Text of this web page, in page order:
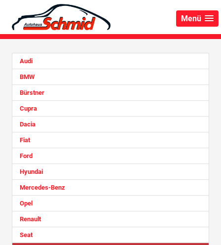
Menü
Audi
BMW
Bürstner
Cupra
Dacia
Fiat
Ford
Hyundai
Mercedes-Benz
Opel
Renault
Seat